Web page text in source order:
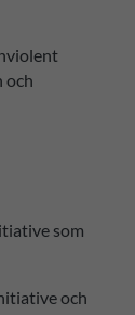
och
som
och